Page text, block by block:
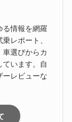
情報を網羅
レポート、
選びからカ
います。自
レビューな